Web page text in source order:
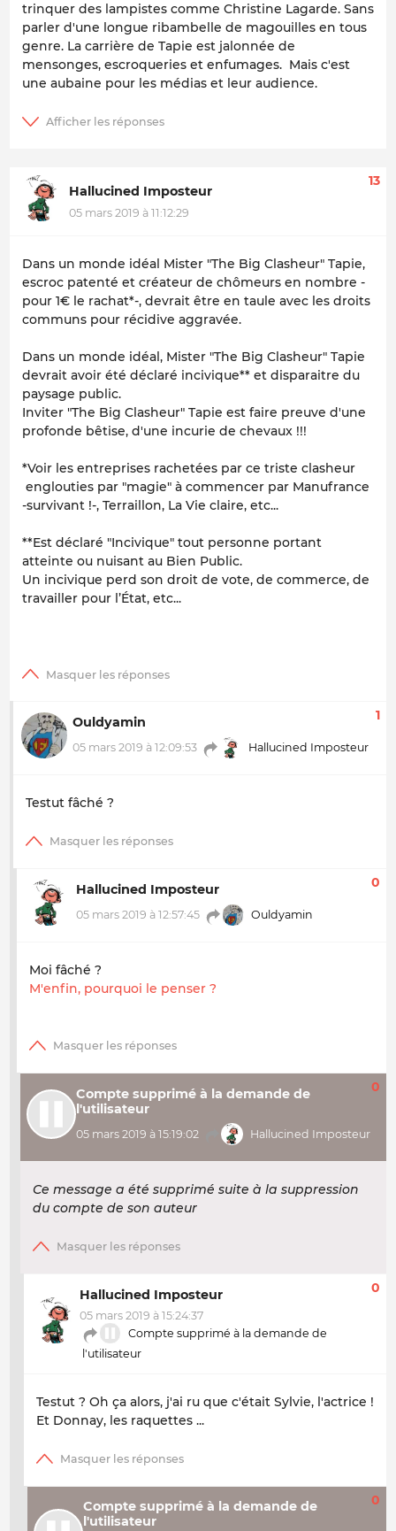
trinquer des lampistes comme Christine Lagarde. Sans
parler d'une longue ribambelle de magouilles en tous
genre. La carrière de Tapie est jalonnée de
mensonges, escroqueries et enfumages. Mais c'est
une aubaine pour les médias et leur audience.
Hallucined Imposteur
05 mars 2019 à 11:12:29
13
Dans un monde idéal Mister "The Big Clasheur" Tapie,
escroc patenté et créateur de chômeurs en nombre -
pour 1€ le rachat*-, devrait être en taule avec les droits
communs pour récidive aggravée.
Dans un monde idéal, Mister "The Big Clasheur" Tapie
devrait avoir été déclaré incivique** et disparaitre du
paysage public.
Inviter "The Big Clasheur" Tapie est faire preuve d'une
profonde bêtise, d'une incurie de chevaux !!!
*Voir les entreprises rachetées par ce triste clasheur
englouties par "magie" à commencer par Manufrance
-survivant !-, Terraillon, La Vie claire, etc...
**Est déclaré "Incivique" tout personne portant
atteinte ou nuisant au Bien Public.
Un incivique perd son droit de vote, de commerce, de
travailler pour l’État, etc...
Ouldyamin
05 mars 2019 à 12:09:53 Hallucined Imposteur
1
Testut fâché ?
Hallucined Imposteur
05 mars 2019 à 12:57:45 Ouldyamin
0
Moi fâché ?
M'enfin, pourquoi le penser ?
Compte supprimé à la demande de
l'utilisateur
05 mars 2019 à 15:19:02 Hallucined Imposteur
0
Ce message a été supprimé suite à la suppression
du compte de son auteur
Hallucined Imposteur
05 mars 2019 à 15:24:37
Compte supprimé à la demande de
l'utilisateur
0
Testut ? Oh ça alors, j'ai ru que c'était Sylvie, l'actrice !
Et Donnay, les raquettes ...
Compte supprimé à la demande de
l'utilisateur
0